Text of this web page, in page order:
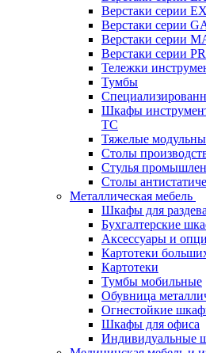
Верстаки серии
Верстаки серии
Верстаки серии
Верстаки серии
Тележки
Тумбы
Шкафы
TC
Тяжелые
Столы
Стулья
Столы
Металлическая мебель
Шкафы для
Бухгалтерские
Аксессуары и
Картотеки
Картотеки
Тумбы мобильные
Обувница
Огнестойкие
Шкафы для офиса
Индивидуальные